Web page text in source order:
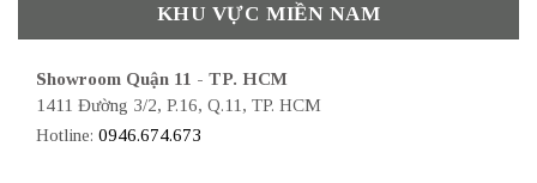
KHU VỰC MIỀN NAM
Showroom Quận 11 - TP. HCM
1411 Đường 3/2, P.16, Q.11, TP. HCM
Hotline: 0946.674.673